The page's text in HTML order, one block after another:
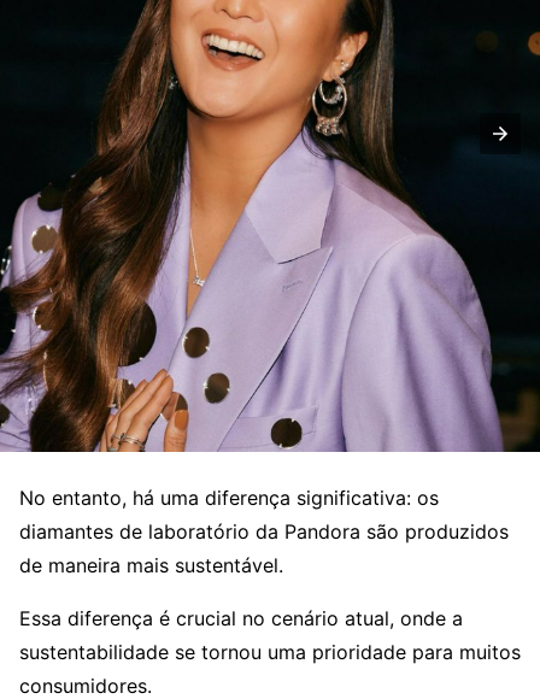
No entanto, há uma diferença significativa: os
diamantes de laboratório da Pandora são produzidos
de maneira mais sustentável.
Essa diferença é crucial no cenário atual, onde a
sustentabilidade se tornou uma prioridade para muitos
consumidores.